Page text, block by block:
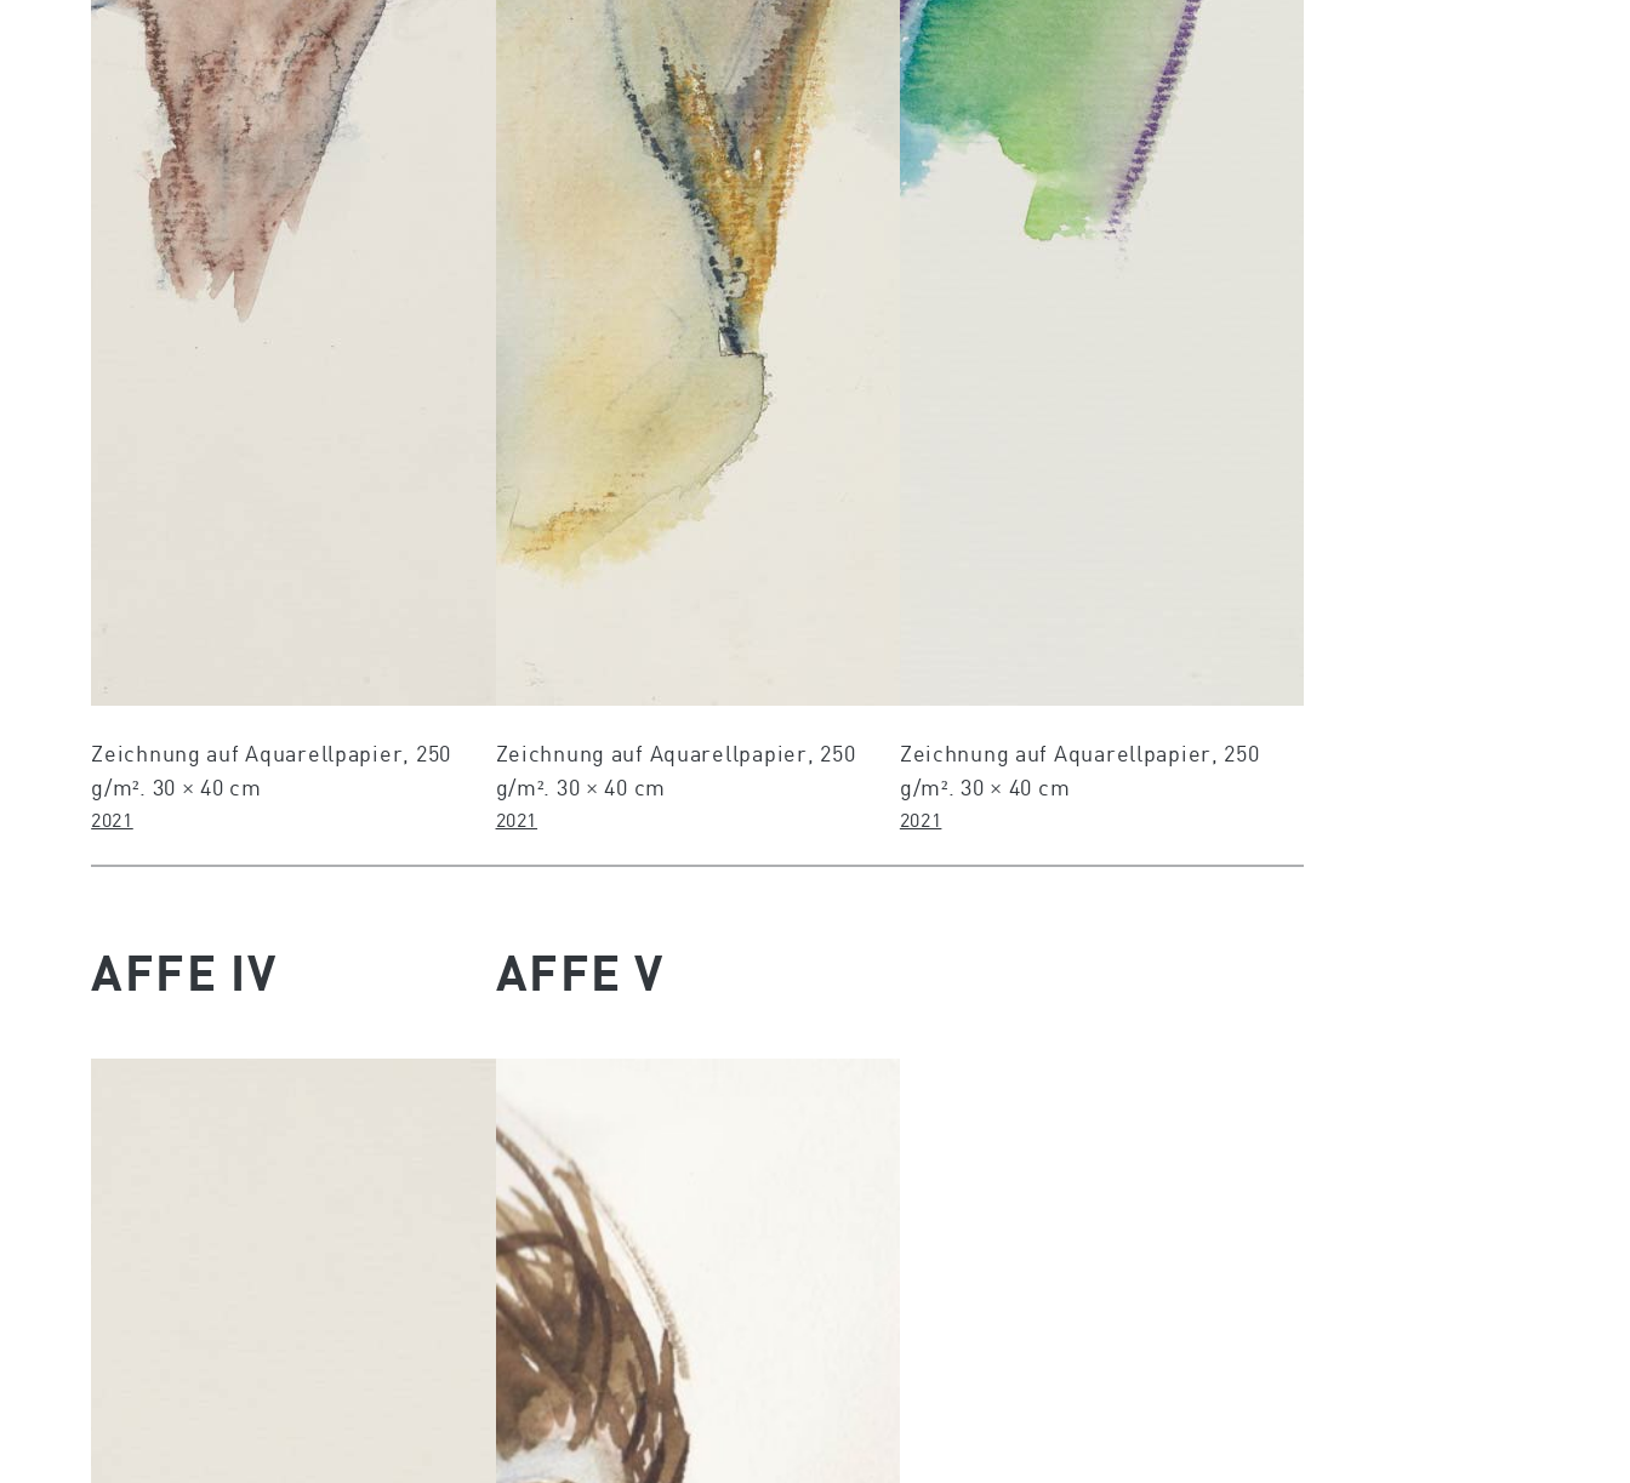
Zeichnung auf Aquarellpapier, 250
g/m². 30 × 40 cm
2021
Zeichnung auf Aquarellpapier, 250
g/m². 30 × 40 cm
2021
Zeichnung auf Aquarellpapier, 250
g/m². 30 × 40 cm
2021
AFFE IV AFFE V